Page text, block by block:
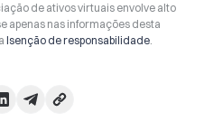
de ativos virtuais envolve alto
apenas nas informações desta
Isenção de responsabilidade.